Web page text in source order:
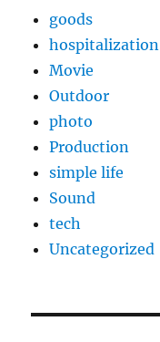
goods
hospitalization
Movie
Outdoor
photo
Production
simple life
Sound
tech
Uncategorized